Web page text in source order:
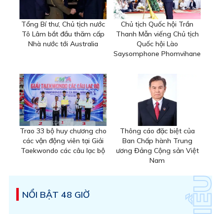
Tổng Bí thư, Chủ tịch nước
Tô Lâm bắt đầu thăm cấp
Nhà nước tới Australia
Chủ tịch Quốc hội Trần
Thanh Mẫn viếng Chủ tịch
Quốc hội Lào
Saysomphone Phomvihane
Trao 33 bộ huy chương cho
các vận động viên tại Giải
Taekwondo các câu lạc bộ
Thông cáo đặc biệt của
Ban Chấp hành Trung
ương Đảng Cộng sản Việt
Nam
NỔI BẬT 48 GIỜ